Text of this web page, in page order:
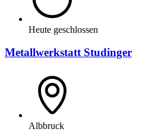
Heute geschlossen
Metallwerkstatt Studinger
Albbruck